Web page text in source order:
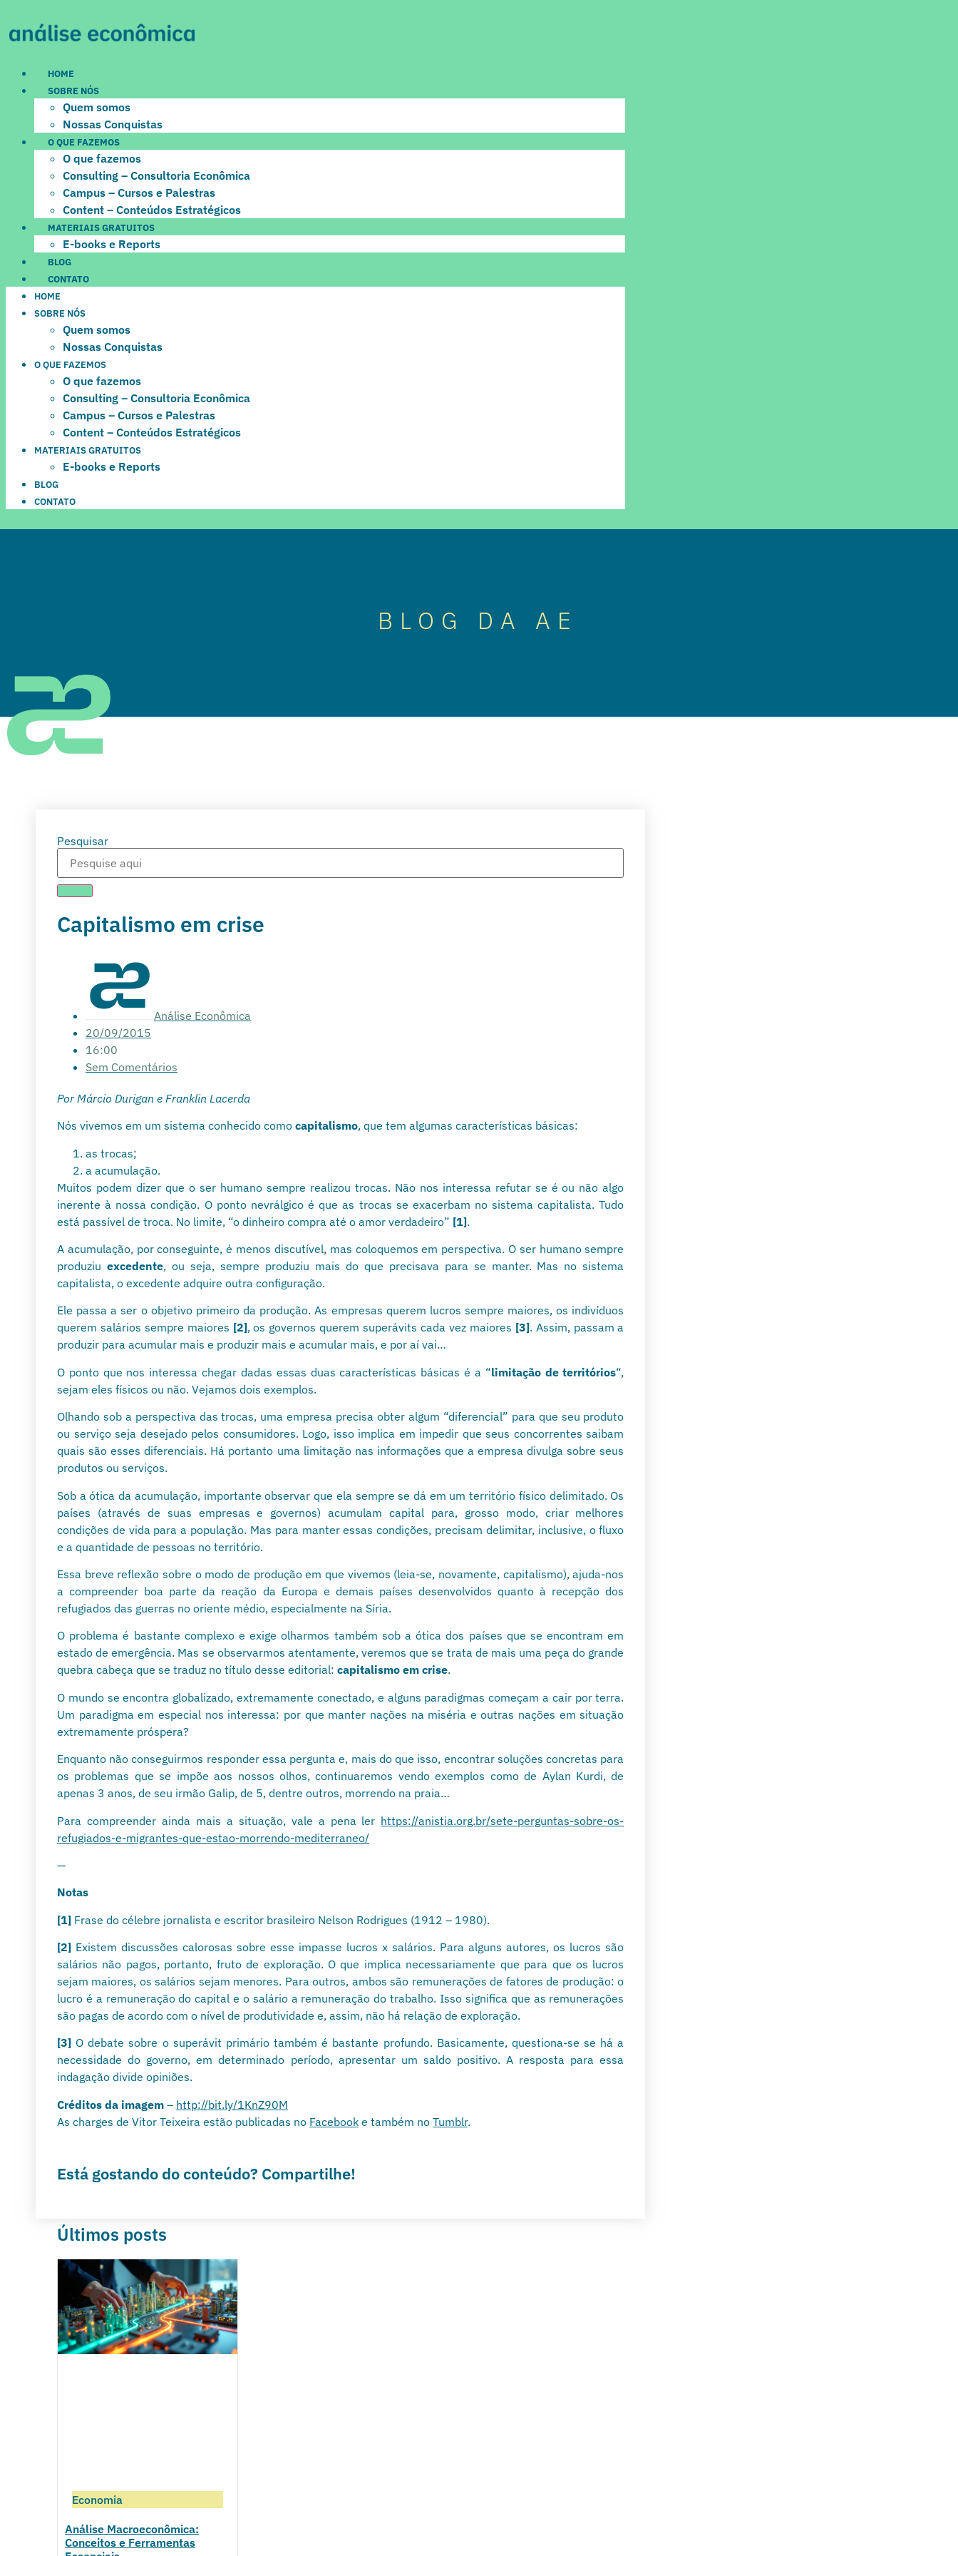
HOME
SOBRE NÓS
Quem somos
Nossas Conquistas
O QUE FAZEMOS
O que fazemos
Consulting – Consultoria Econômica
Campus – Cursos e Palestras
Content – Conteúdos Estratégicos
MATERIAIS GRATUITOS
E-books e Reports
BLOG
CONTATO
HOME
SOBRE NÓS
Quem somos
Nossas Conquistas
O QUE FAZEMOS
O que fazemos
Consulting – Consultoria Econômica
Campus – Cursos e Palestras
Content – Conteúdos Estratégicos
MATERIAIS GRATUITOS
E-books e Reports
BLOG
CONTATO
BLOG DA AE
Pesquisar
Capitalismo em crise
Análise Econômica
20/09/2015
16:00
Sem Comentários
Por Márcio Durigan e Franklin Lacerda
Nós vivemos em um sistema conhecido como capitalismo, que tem algumas características básicas:
as trocas;
a acumulação.
Muitos podem dizer que o ser humano sempre realizou trocas. Não nos interessa refutar se é ou não algo
inerente à nossa condição. O ponto nevrálgico é que as trocas se exacerbam no sistema capitalista. Tudo
está passível de troca. No limite, “o dinheiro compra até o amor verdadeiro” [1].
A acumulação, por conseguinte, é menos discutível, mas coloquemos em perspectiva. O ser humano sempre
produziu excedente, ou seja, sempre produziu mais do que precisava para se manter. Mas no sistema
capitalista, o excedente adquire outra configuração.
Ele passa a ser o objetivo primeiro da produção. As empresas querem lucros sempre maiores, os indivíduos
querem salários sempre maiores [2], os governos querem superávits cada vez maiores [3]. Assim, passam a
produzir para acumular mais e produzir mais e acumular mais, e por aí vai…
O ponto que nos interessa chegar dadas essas duas características básicas é a “limitação de territórios“,
sejam eles físicos ou não. Vejamos dois exemplos.
Olhando sob a perspectiva das trocas, uma empresa precisa obter algum “diferencial” para que seu produto
ou serviço seja desejado pelos consumidores. Logo, isso implica em impedir que seus concorrentes saibam
quais são esses diferenciais. Há portanto uma limitação nas informações que a empresa divulga sobre seus
produtos ou serviços.
Sob a ótica da acumulação, importante observar que ela sempre se dá em um território físico delimitado. Os
países (através de suas empresas e governos) acumulam capital para, grosso modo, criar melhores
condições de vida para a população. Mas para manter essas condições, precisam delimitar, inclusive, o fluxo
e a quantidade de pessoas no território.
Essa breve reflexão sobre o modo de produção em que vivemos (leia-se, novamente, capitalismo), ajuda-nos
a compreender boa parte da reação da Europa e demais países desenvolvidos quanto à recepção dos
refugiados das guerras no oriente médio, especialmente na Síria.
O problema é bastante complexo e exige olharmos também sob a ótica dos países que se encontram em
estado de emergência. Mas se observarmos atentamente, veremos que se trata de mais uma peça do grande
quebra cabeça que se traduz no título desse editorial: capitalismo em crise.
O mundo se encontra globalizado, extremamente conectado, e alguns paradigmas começam a cair por terra.
Um paradigma em especial nos interessa: por que manter nações na miséria e outras nações em situação
extremamente próspera?
Enquanto não conseguirmos responder essa pergunta e, mais do que isso, encontrar soluções concretas para
os problemas que se impõe aos nossos olhos, continuaremos vendo exemplos como de Aylan Kurdi, de
apenas 3 anos, de seu irmão Galip, de 5, dentre outros, morrendo na praia…
Para compreender ainda mais a situação, vale a pena ler https://anistia.org.br/sete-perguntas-sobre-os-
refugiados-e-migrantes-que-estao-morrendo-mediterraneo/
—
Notas
[1] Frase do célebre jornalista e escritor brasileiro Nelson Rodrigues (1912 – 1980).
[2] Existem discussões calorosas sobre esse impasse lucros x salários. Para alguns autores, os lucros são
salários não pagos, portanto, fruto de exploração. O que implica necessariamente que para que os lucros
sejam maiores, os salários sejam menores. Para outros, ambos são remunerações de fatores de produção: o
lucro é a remuneração do capital e o salário a remuneração do trabalho. Isso significa que as remunerações
são pagas de acordo com o nível de produtividade e, assim, não há relação de exploração.
[3] O debate sobre o superávit primário também é bastante profundo. Basicamente, questiona-se se há a
necessidade do governo, em determinado período, apresentar um saldo positivo. A resposta para essa
indagação divide opiniões.
Créditos da imagem – http://bit.ly/1KnZ90M
As charges de Vitor Teixeira estão publicadas no Facebook e também no Tumblr.
Está gostando do conteúdo? Compartilhe!
Últimos posts
Economia
Análise Macroeconômica:
Conceitos e Ferramentas